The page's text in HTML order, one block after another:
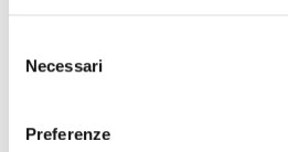
delNecessari
Preferenze